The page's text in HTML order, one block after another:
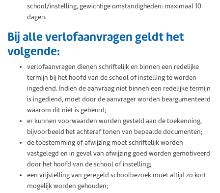
school/instelling, gewichtige omstandigheden: maximaal 10
dagen.
Bij alle verlofaanvragen geldt het
volgende:
verlofaanvragen dienen schriftelijk en binnen een redelijke
termijn bij het hoofd van de school of instelling te worden
ingediend. Indien de aanvraag niet binnen een redelijke termijn
is ingediend, moet door de aanvrager worden beargumenteerd
waarom dit niet is gebeurd;
er kunnen voorwaarden worden gesteld aan de toekenning,
bijvoorbeeld het achteraf tonen van bepaalde documenten;
de toestemming of afwijzing moet schriftelijk worden
vastgelegd en in geval van afwijzing goed worden gemotiveerd
door het hoofd van de school of instelling;
een vrijstelling van geregeld schoolbezoek moet altijd zo kort
mogelijk worden gehouden;